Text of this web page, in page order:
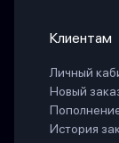
Клиентам
Личный
Новый
История